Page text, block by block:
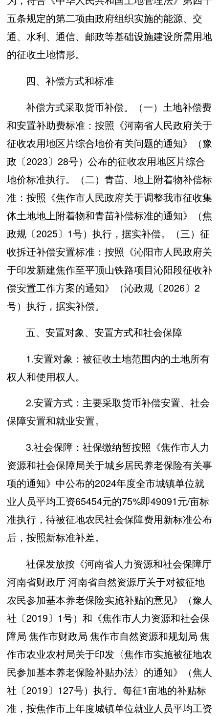
五条规定的第二项由政府组织实施的能源、交
通、水利、通信、邮政等基础设施建设所需用地
的征收土地情形。
四、补偿方式和标准
补偿方式采取货币补偿。（一）土地补偿费
和安置补助费标准：按照《河南省人民政府关于
征收农用地区片综合地价有关问题的通知》（豫
政〔2023〕28号）公布的征收农用地区片综合
地价标准执行。（二）青苗、地上附着物补偿标
准：按照《焦作市人民政府关于调整我市征收集
体土地地上附着物和青苗补偿标准的通知》（焦
政规〔2025〕1号）执行，据实补偿。（三）征
收拆迁补偿安置标准：按照《沁阳市人民政府关
于印发新建焦作至平顶山铁路项目沁阳段征收补
偿安置工作方案的通知》（沁政规〔2026〕2
号）执行，据实补偿。
五、安置对象、安置方式和社会保障
1.安置对象：被征收土地范围内的土地所有
权人和使用权人。
2.安置方式：主要采取货币补偿安置、社会
保障安置和就业安置。
3.社会保障：社保缴纳暂按照《焦作市人力
资源和社会保障局关于城乡居民养老保险有关事
项的通知》中公布的2024年度全市城镇单位就
业人员平均工资65454元的75%即49091元/亩标
准执行，待被征地农民社会保障费用新标准公布
后，按照新标准补差。
社保发放按《河南省人力资源和社会保障厅
河南省财政厅 河南省自然资源厅关于对被征地
农民参加基本养老保险实施补贴的意见》（豫人
社〔2019〕1号）和《焦作市人力资源和社会保
障局 焦作市财政局 焦作市自然资源和规划局 焦
作市农业农村局关于印发〈焦作市实施被征地农
民参加基本养老保险补贴办法〉的通知》（焦人
社〔2019〕127号）执行。每征1亩地的补贴标
准，按焦作市上年度城镇单位就业人员平均工资